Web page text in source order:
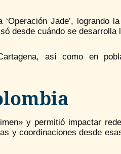
Jade’, logrando
desde cuándo se desarrolla
así como en
y permitió impactar
y coordinaciones desde